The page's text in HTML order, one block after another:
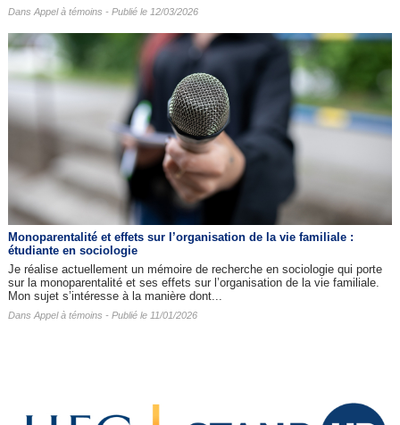
Dans Appel à témoins - Publié le 12/03/2026
Monoparentalité et effets sur l’organisation de la vie familiale :
étudiante en sociologie
Je réalise actuellement un mémoire de recherche en sociologie qui porte
sur la monoparentalité et ses effets sur l’organisation de la vie familiale.
Mon sujet s’intéresse à la manière dont...
Dans Appel à témoins - Publié le 11/01/2026